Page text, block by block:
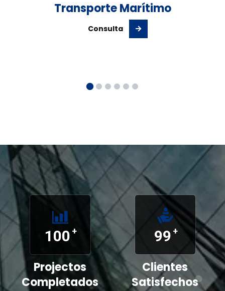
Transporte Marítimo
Consulta
100 +
Projectos
Completados
99 +
Clientes
Satisfechos